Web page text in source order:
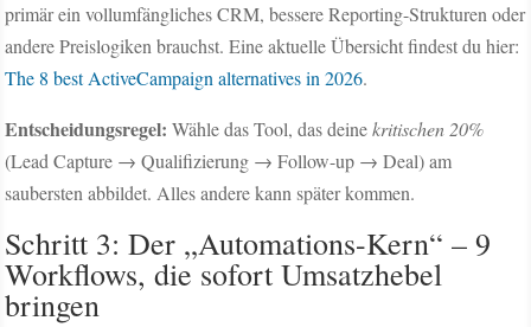
primär ein vollumfängliches CRM, bessere Reporting-Strukturen oder
andere Preislogiken brauchst. Eine aktuelle Übersicht findest du hier:
The 8 best ActiveCampaign alternatives in 2026.
Entscheidungsregel: Wähle das Tool, das deinekritischen 20%
(Lead Capture → Qualifizierung → Follow-up → Deal) am
saubersten abbildet. Alles andere kann später kommen.
Schritt 3: Der „Automations-Kern“ – 9
Workflows, die sofort Umsatzhebel
bringen